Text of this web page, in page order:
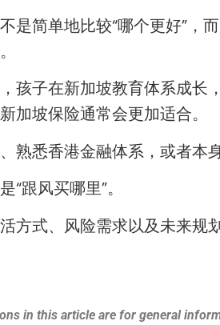
是简单地比较“哪个更好”，而
孩子在新加坡教育体系成
加坡保险通常会更加适合。
熟悉香港金融体系，或者本
跟风买哪里”。
方式、风险需求以及未来规
in this article are for general